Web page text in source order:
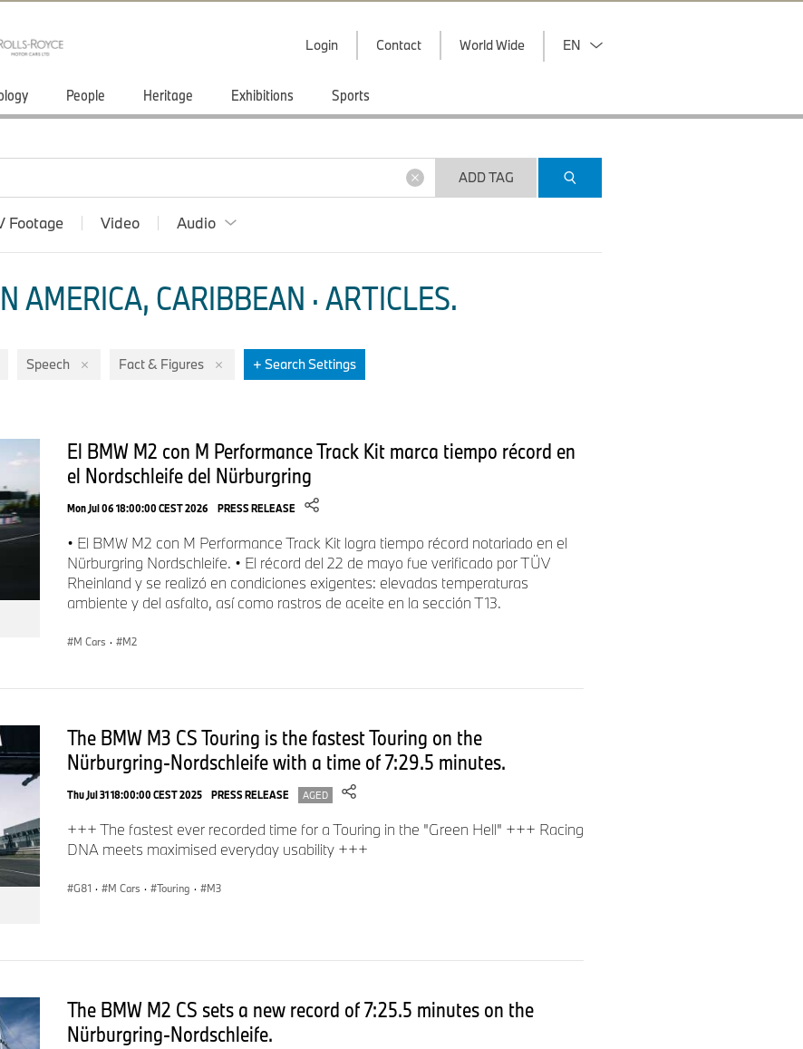
Login Contact World Wide EN
People Heritage Exhibitions Sports
ADD TAG
Footage Video Audio
AMERICA, CARIBBEAN · ARTICLES.
Speech Fact & Figures + Search Settings
El BMW M2 con M Performance Track Kit marca tiempo récord en
el Nordschleife del Nürburgring
Mon Jul 06 18:00:00 CEST 2026 PRESS RELEASE
• El BMW M2 con M Performance Track Kit logra tiempo récord notariado en el
Nürburgring Nordschleife. • El récord del 22 de mayo fue verificado por TÜV
Rheinland y se realizó en condiciones exigentes: elevadas temperaturas
ambiente y del asfalto, así como rastros de aceite en la sección T13.
M Cars · M2
The BMW M3 CS Touring is the fastest Touring on the
Nürburgring-Nordschleife with a time of 7:29.5 minutes.
Thu Jul 31 18:00:00 CEST 2025 PRESS RELEASE AGED
+++ The fastest ever recorded time for a Touring in the "Green Hell" +++ Racing
DNA meets maximised everyday usability +++
G81 · M Cars · Touring · M3
The BMW M2 CS sets a new record of 7:25.5 minutes on the
Nürburgring-Nordschleife.